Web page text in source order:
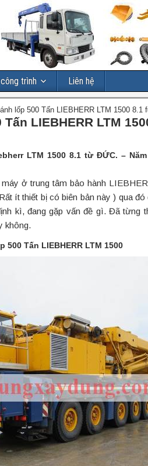
trình Liên hệ
lốp 500 Tấn LIEBHERR LTM 1500 8.1
LIEBHERR LTM
LTM 1500 8.1 từ ĐỨC. –
ở trung tâm bảo hành
ít thiết bị có biên bản này ) qua
kì, đang gặp vấn đề gì. Đã từng
không.
Tấn LIEBHERR LTM 1500